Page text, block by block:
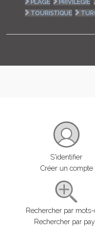
PLAGE
PRIVILÉGIÉ
TOURISTIQUE
S'identifier
Créer un compte
Rechercher par
Rechercher par